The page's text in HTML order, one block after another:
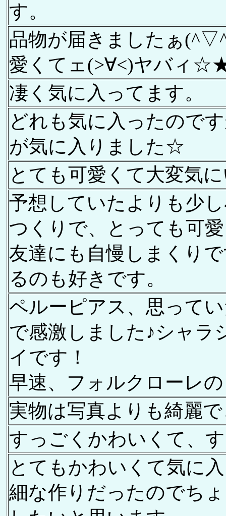
す。
品物が届きましたぁ
愛くてェ(>∀<)ヤバィ
凄く気に入ってます。
どれも気に入ったので
が気に入りました☆
とても可愛くて大変気
予想していたよりも少
つくりで、とっても可
友達にも自慢しまくり
るのも好きです。
ペルーピアス、思って
で感激しました♪シャラ
イです！
早速、フォルクローレ
実物は写真よりも綺麗
すっごくかわいくて、
とてもかわいくて気に
細な作りだったのでち